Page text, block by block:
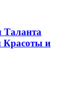
Таланта
Красоты и